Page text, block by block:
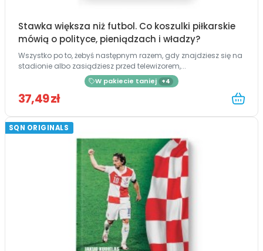
Stawka większa niż futbol. Co koszulki piłkarskie
mówią o polityce, pieniądzach i władzy?
Wszystko po to, żebyś następnym razem, gdy znajdziesz się na
stadionie albo zasiądziesz przed telewizorem,...
W pakiecie taniej +4
37,49 zł
SQN ORIGINALS